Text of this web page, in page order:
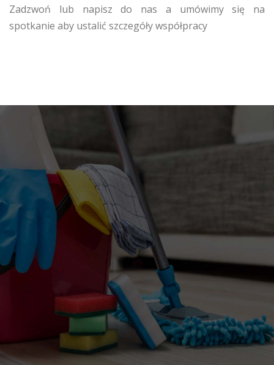
Zadzwoń lub napisz do nas a umówimy się na
spotkanie aby ustalić szczegóły współpracy